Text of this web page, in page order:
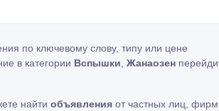
по ключевому слову, типу или цене
в категории Вспышки, Жанаозен
найти объявления от частных лиц,